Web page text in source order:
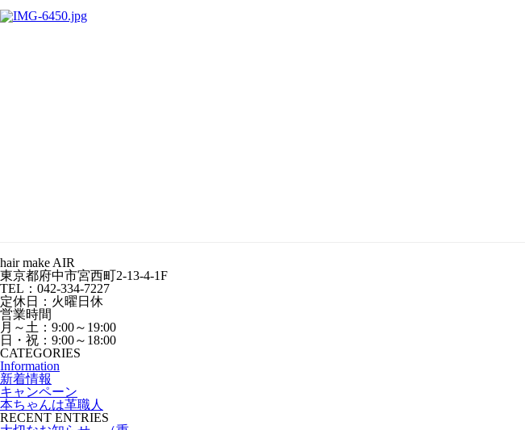
hair make AIR
東京都府中市宮西町2-13-4-1F
TEL：042-334-7227
定休日：火曜日休
営業時間
月～土：9:00～19:00
日・祝：9:00～18:00
CATEGORIES
Information
新着情報
キャンペーン
本ちゃんは革職人
RECENT ENTRIES